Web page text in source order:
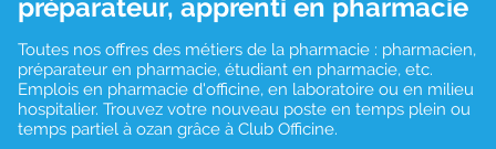
préparateur, apprenti en pharmacie
Toutes nos offres des métiers de la pharmacie : pharmacien,
préparateur en pharmacie, étudiant en pharmacie, etc.
Emplois en pharmacie d'officine, en laboratoire ou en milieu
hospitalier. Trouvez votre nouveau poste en temps plein ou
temps partiel à ozan grâce à Club Officine.